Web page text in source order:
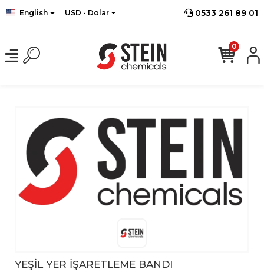
English USD - Dolar 0533 261 89 01
0
YEŞİL YER İŞARETLEME BANDI